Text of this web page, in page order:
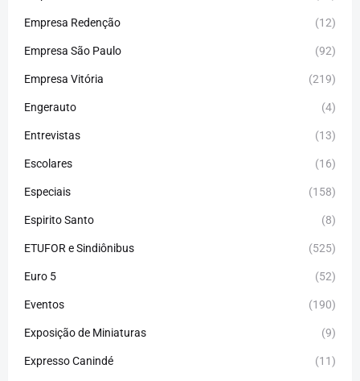
Empresa Redenção (12)
Empresa São Paulo (92)
Empresa Vitória (219)
Engerauto (4)
Entrevistas (13)
Escolares (16)
Especiais (158)
Espirito Santo (8)
ETUFOR e Sindiônibus (525)
Euro 5 (52)
Eventos (190)
Exposição de Miniaturas (9)
Expresso Canindé (11)